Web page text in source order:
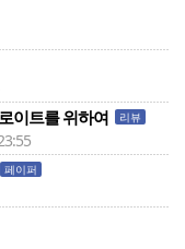
이트를 위하여 리뷰
페이퍼